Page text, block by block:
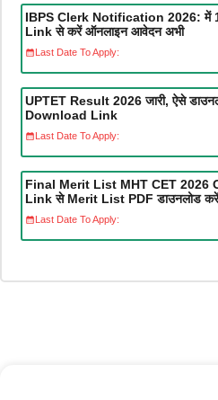
IBPS Clerk Notification 2026: में
Link से करें ऑनलाइन आवेदन अभी
Last Date To Apply:
UPTET Result 2026 जारी, ऐसे
Download Link
Last Date To Apply:
Final Merit List MHT CET 2026
Link से Merit List PDF डाउनलोड करें
Last Date To Apply: